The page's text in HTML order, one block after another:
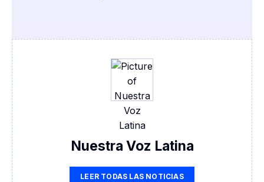
Nuestra Voz Latina
LEER TODAS LAS NOTICIAS